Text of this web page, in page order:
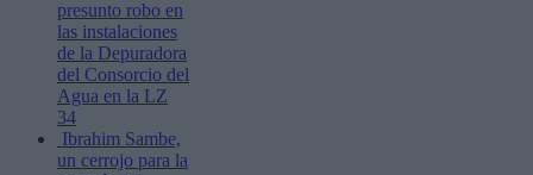
presunto robo en
las instalaciones
de la Depuradora
del Consorcio del
Agua en la LZ
34
Ibrahim Sambe,
un cerrojo para la